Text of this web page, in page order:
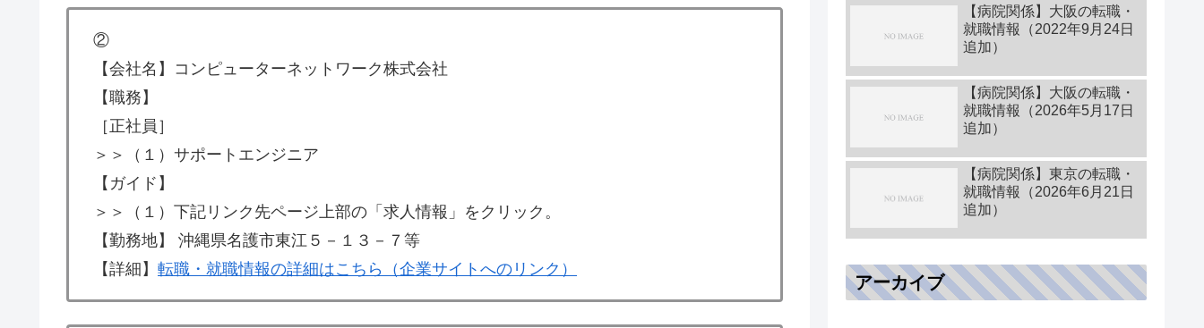
②
【会社名】コンピューターネットワーク株式会社
【職務】
［正社員］
＞＞（１）サポートエンジニア
【ガイド】
＞＞（１）下記リンク先ページ上部の「求人情報」をクリック。
【勤務地】 沖縄県名護市東江５－１３－７等
【詳細】 転職・就職情報の詳細はこちら（企業サイトへのリンク）
【病院関係】大阪の転職・
就職情報（2022年9月24日
追加）
【病院関係】大阪の転職・
就職情報（2026年5月17日
追加）
【病院関係】東京の転職・
就職情報（2026年6月21日
追加）
アーカイブ